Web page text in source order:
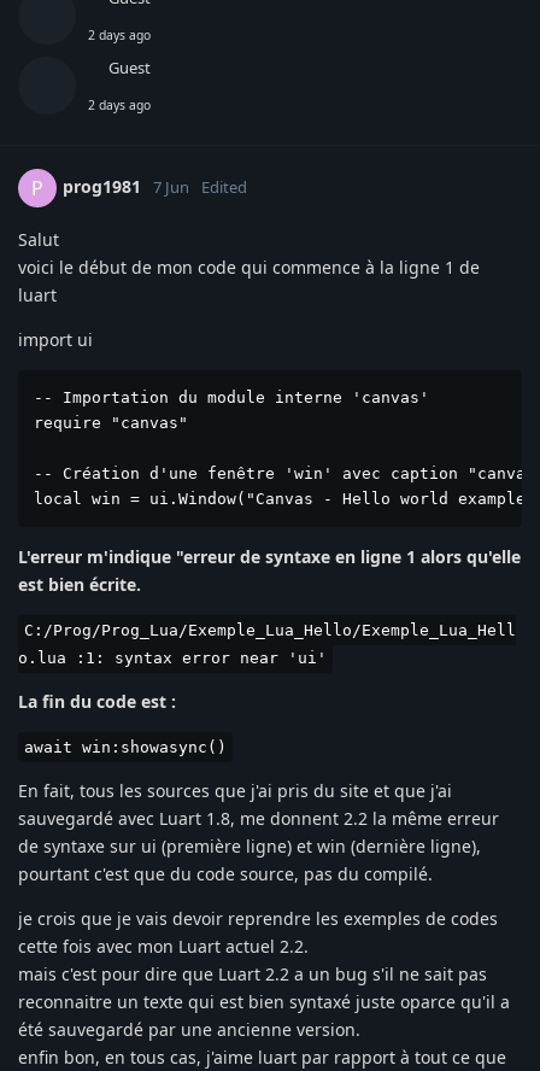
2 days ago
Guest
2 days ago
P prog1981 7 Jun Edited
Salut
voici le début de mon code qui commence à la ligne 1 de
luart
import ui
-- Importation du module interne 'canvas'
require "canvas"
-- Création d'une fenêtre 'win' avec caption
local win = ui.Window("Canvas - Hello world
L'erreur m'indique "erreur de syntaxe en ligne 1 alors qu'elle
est bien écrite.
C:/Prog/Prog_Lua/Exemple_Lua_Hello/Exemple_Lua_Hell
o.lua :1: syntax error near 'ui'
La fin du code est :
await win:showasync()
En fait, tous les sources que j'ai pris du site et que j'ai
sauvegardé avec Luart 1.8, me donnent 2.2 la même erreur
de syntaxe sur ui (première ligne) et win (dernière ligne),
pourtant c'est que du code source, pas du compilé.
je crois que je vais devoir reprendre les exemples de codes
cette fois avec mon Luart actuel 2.2.
mais c'est pour dire que Luart 2.2 a un bug s'il ne sait pas
reconnaitre un texte qui est bien syntaxé juste oparce qu'il a
été sauvegardé par une ancienne version.
enfin bon, en tous cas, j'aime luart par rapport à tout ce que